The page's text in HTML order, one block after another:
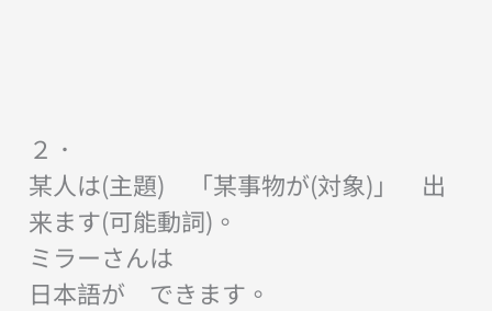
２．
某人は(主題) 「某事物が(対象)」 出
来ます(可能動詞)。
ミラーさんは
日本語が できます。